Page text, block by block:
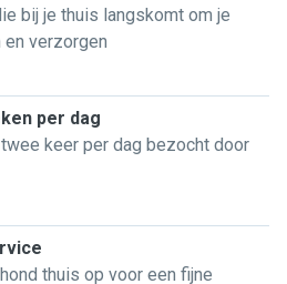
bij je thuis langskomt om je
verzorgen
per dag
keer per dag bezocht door
thuis op voor een fijne